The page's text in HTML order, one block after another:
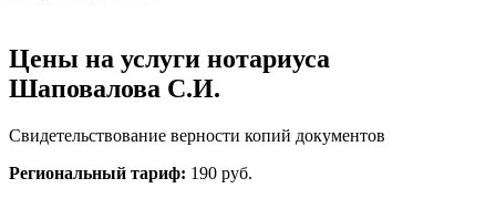
Цены на услуги нотариуса
Шаповалова С.И.
Свидетельствование верности копий документов
Региональный тариф: 190 руб.